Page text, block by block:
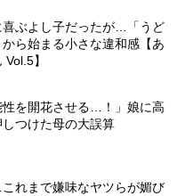
喜ぶよし子だったが…「うど
ら始まる小さな違和感【あ
】
性を開花させる…！」娘に高
つけた母の大誤算
れまで嫌味なヤツらが媚び